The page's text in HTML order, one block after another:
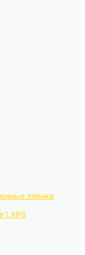
плёнки
\ XPS